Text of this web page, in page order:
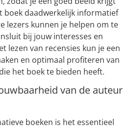
boek daadwerkelijk informatief
lezers kunnen je helpen om te
bij jouw interesses en
lezen van recensies kun je een
en optimaal profiteren van
het boek te bieden heeft.
van de auteur
boeken is het essentieel